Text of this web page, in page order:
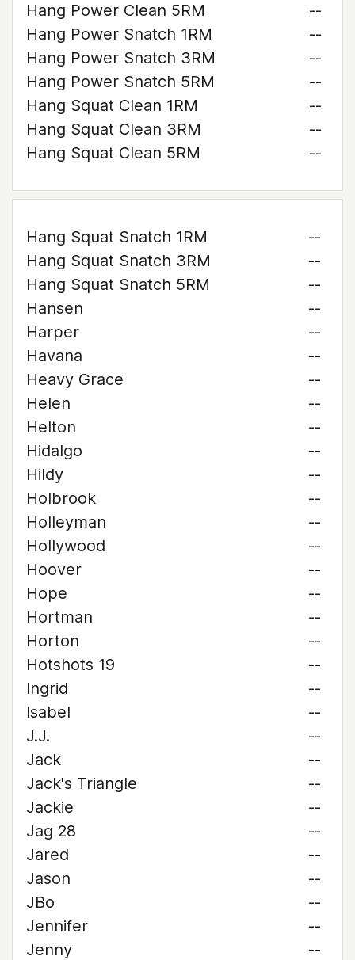
Hang Power Clean 5RM
--
Hang Power Snatch 1RM
--
Hang Power Snatch 3RM
--
Hang Power Snatch 5RM
--
Hang Squat Clean 1RM
--
Hang Squat Clean 3RM
--
Hang Squat Clean 5RM
--
Hang Squat Snatch 1RM
--
Hang Squat Snatch 3RM
--
Hang Squat Snatch 5RM
--
Hansen
--
Harper
--
Havana
--
Heavy Grace
--
Helen
--
Helton
--
Hidalgo
--
Hildy
--
Holbrook
--
Holleyman
--
Hollywood
--
Hoover
--
Hope
--
Hortman
--
Horton
--
Hotshots 19
--
Ingrid
--
Isabel
--
J.J.
--
Jack
--
Jack's Triangle
--
Jackie
--
Jag 28
--
Jared
--
Jason
--
JBo
--
Jennifer
--
Jenny
--